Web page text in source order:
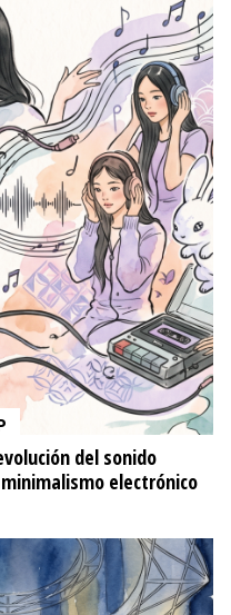
del sonido
electrónico